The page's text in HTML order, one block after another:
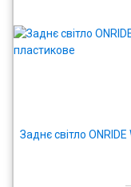
Заднє світло